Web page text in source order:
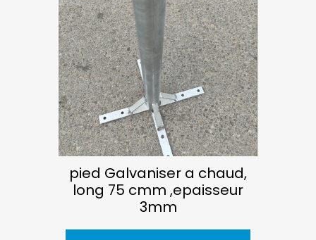
pied Galvaniser a chaud,
long 75 cmm ,epaisseur
3mm